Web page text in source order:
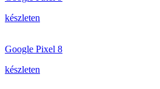
készleten
Google Pixel 8
készleten